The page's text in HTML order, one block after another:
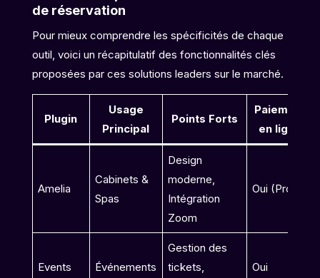
de réservation
Pour mieux comprendre les spécificités de chaque
outil, voici un récapitulatif des fonctionnalités clés
proposées par ces solutions leaders sur le marché.
Plugin
Usage
Principal
Points Forts
Paiement
en ligne
Amelia
Cabinets &
Spas
Design
moderne,
Intégration
Zoom
Oui (Pro)
Events
Événements
Gestion des
tickets,
Oui